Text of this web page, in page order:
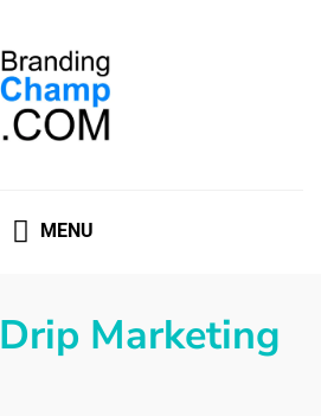
MENU
Drip Marketing